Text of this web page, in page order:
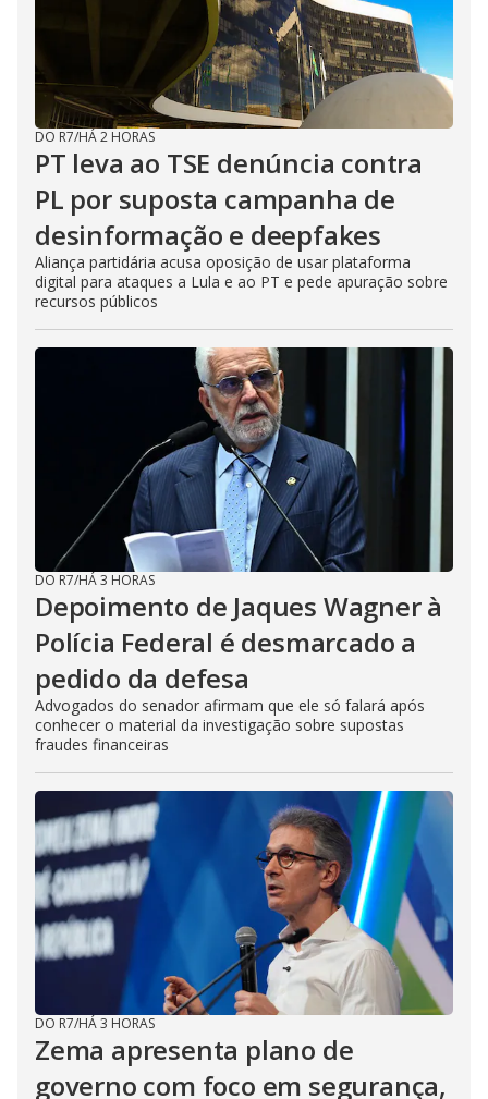
DO R7/HÁ 2 HORAS
PT leva ao TSE denúncia contra
PL por suposta campanha de
desinformação e deepfakes
Aliança partidária acusa oposição de usar plataforma
digital para ataques a Lula e ao PT e pede apuração sobre
recursos públicos
DO R7/HÁ 3 HORAS
Depoimento de Jaques Wagner à
Polícia Federal é desmarcado a
pedido da defesa
Advogados do senador afirmam que ele só falará após
conhecer o material da investigação sobre supostas
fraudes financeiras
DO R7/HÁ 3 HORAS
Zema apresenta plano de
governo com foco em segurança,